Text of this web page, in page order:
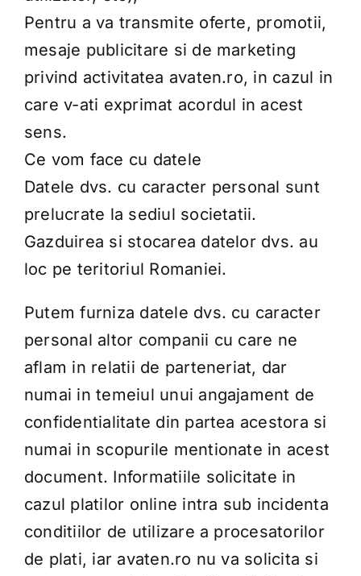
Pentru a va transmite oferte, promotii,
mesaje publicitare si de marketing
privind activitatea avaten.ro, in cazul in
care v-ati exprimat acordul in acest
sens.
Ce vom face cu datele
Datele dvs. cu caracter personal sunt
prelucrate la sediul societatii.
Gazduirea si stocarea datelor dvs. au
loc pe teritoriul Romaniei.
Putem furniza datele dvs. cu caracter
personal altor companii cu care ne
aflam in relatii de parteneriat, dar
numai in temeiul unui angajament de
confidentialitate din partea acestora si
numai in scopurile mentionate in acest
document. Informatiile solicitate in
cazul platilor online intra sub incidenta
conditiilor de utilizare a procesatorilor
de plati, iar avaten.ro nu va solicita si